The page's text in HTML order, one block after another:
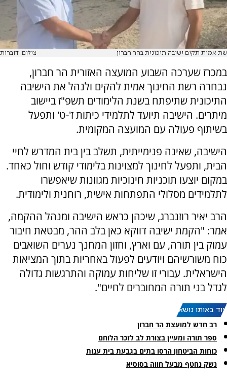
שת אמית תקים ישיבה תיכונית בהר חברון צילום: דוברות
במכרז שערכה השבוע המועצה האזורית הר חברון,
נבחרה רשת החינוך אמית להקים ולנהל את הישיבה
התיכונית שתיפתח בשנת הלימודים תשפ"ז ביישוב
מיתרים. הישיבה תיועד לתלמידי כיתות ז'-ט' ותפעל
בשיתוף פעולה עם המועצה המקומית.
הישיבה, שאינה פנימייתית, תשלב בין בית המדרש לחיי
הבית, ותפעל לחינוך למצוינות בלימודי קודש וחול כאחד.
במקום יוצעו תוכניות חינוכיות מגוונות שיאפשרו
לתלמידים מסלולי התפתחות אישית, רוחנית ולימודית.
הרב יאיר רוזנברג, שיכהן כראש הישיבה ומנהל ההקמה,
אמר: "הקמת ישיבה דווקא כאן בלב ההר, מבטאת חיבור
עמוק בין תורה, עם וארץ, וחזון המחנך נערים השואבים
כוח משורשיהם ויודעים לפעול באחריות בתוך המציאות
הישראלית. עבורי זו שליחות עמוקה והתרגשות גדולה
לגדל בני תורה המחוברים לחיים".
עוד באותו נושא:
רב חדש למועצת הר חברון
ספר תורה ומעיין בצורת לב לזכר הלוחם
כוחות הביטחון הרסו בתים בגבעת בית ענות
נשק נחטף מבעל חווה בסוסיא